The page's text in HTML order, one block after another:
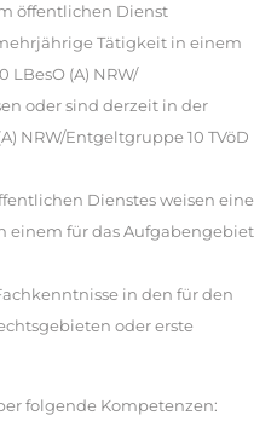
öffentlichen Dienst
Tätigkeit in einem
LBesO (A) NRW/
oder sind derzeit in der
NRW/Entgeltgruppe 10 TVöD
Dienstes weisen eine
einem für das Aufgabengebiet
in den für den
oder erste
folgende Kompetenzen: